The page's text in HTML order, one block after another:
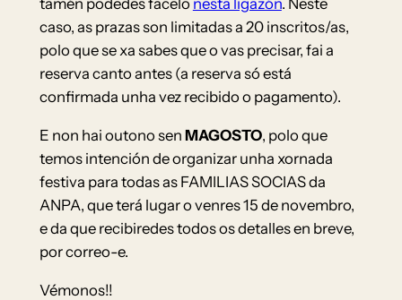
tamén podedes facelo nesta ligazón. Neste
caso, as prazas son limitadas a 20 inscritos/as,
polo que se xa sabes que o vas precisar, fai a
reserva canto antes (a reserva só está
confirmada unha vez recibido o pagamento).
E non hai outono sen MAGOSTO, polo que
temos intención de organizar unha xornada
festiva para todas as FAMILIAS SOCIAS da
ANPA, que terá lugar o venres 15 de novembro,
e da que recibiredes todos os detalles en breve,
por correo-e.
Vémonos!!